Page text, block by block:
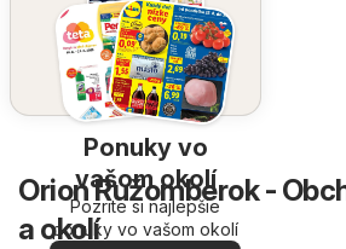
Ponuky vo
vašom okolí
Pozrite si najlepšie
ponuky vo vašom okolí
Orion Ružomberok -
a okolí